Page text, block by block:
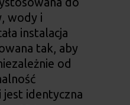
wody i
instalacja
tak, aby
od
jest identyczna